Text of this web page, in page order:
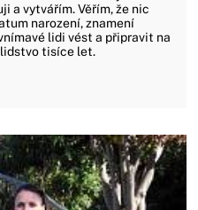
a vytvářím. Věřím, že nic
narození, znamení
lidi vést a připravit na
lidstvo tisíce let.